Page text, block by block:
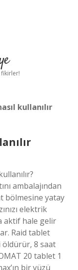
kullanılır
ambalajından
bölmesine yatay
elektrik
aktif hale gelir
Raid tablet
8 saat
20 tablet 1
bir yüzü